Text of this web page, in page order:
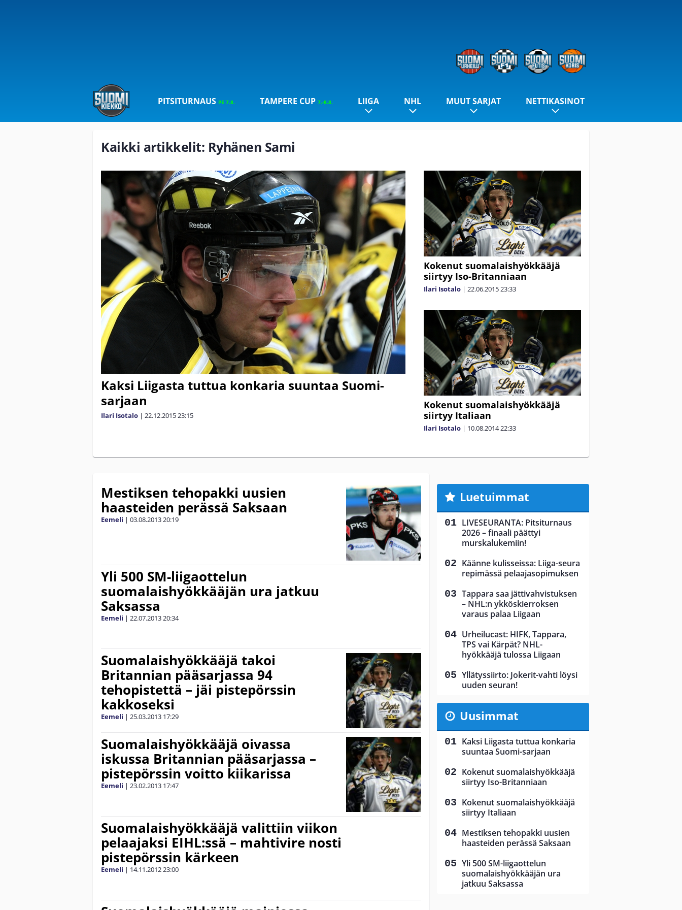
PITSITURNAUS PE 7.8. TAMPERE CUP 7.-8.8. LIIGA NHL MUUT SARJAT NETTIKASINOT
Kaikki artikkelit: Ryhänen Sami
Kaksi Liigasta tuttua konkaria suuntaa Suomi-
sarjaan
Ilari Isotalo | 22.12.201523:15
Kokenut suomalaishyökkääjä
siirtyy Iso-Britanniaan
Ilari Isotalo | 22.06.201523:33
Kokenut suomalaishyökkääjä
siirtyy Italiaan
Ilari Isotalo | 10.08.201422:33
Mestiksen tehopakki uusien
haasteiden perässä Saksaan
Eemeli | 03.08.201320:19
Yli 500 SM-liigaottelun
suomalaishyökkääjän ura jatkuu
Saksassa
Eemeli | 22.07.201320:34
Suomalaishyökkääjä takoi
Britannian pääsarjassa 94
tehopistettä – jäi pistepörssin
kakkoseksi
Eemeli | 25.03.2013 17:29
Suomalaishyökkääjä oivassa
iskussa Britannian pääsarjassa –
pistepörssin voitto kiikarissa
Eemeli | 23.02.2013 17:47
Suomalaishyökkääjä valittiin viikon
pelaajaksi EIHL:ssä – mahtivire nosti
pistepörssin kärkeen
Eemeli | 14.11.201223:00
Luetuimmat
LIVESEURANTA: Pitsiturnaus
2026 – finaali päättyi
murskalukemiin!
Käänne kulisseissa: Liiga-seura
repimässä pelaajasopimuksen
Tappara saa jättivahvistuksen
– NHL:n ykköskierroksen
varaus palaa Liigaan
Urheilucast: HIFK, Tappara,
TPS vai Kärpät? NHL-
hyökkääjä tulossa Liigaan
Yllätyssiirto: Jokerit-vahti löysi
uuden seuran!
Uusimmat
Kaksi Liigasta tuttua konkaria
suuntaa Suomi-sarjaan
Kokenut suomalaishyökkääjä
siirtyy Iso-Britanniaan
Kokenut suomalaishyökkääjä
siirtyy Italiaan
Mestiksen tehopakki uusien
haasteiden perässä Saksaan
Yli 500 SM-liigaottelun
suomalaishyökkääjän ura
jatkuu Saksassa